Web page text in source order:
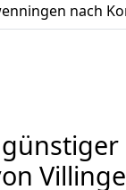
nach